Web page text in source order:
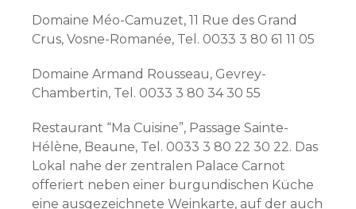
Domaine Méo-Camuzet, 11 Rue des Grand
Crus, Vosne-Romanée, Tel. 0033 3 80 61 11 05
Domaine Armand Rousseau, Gevrey-
Chambertin, Tel. 0033 3 80 34 30 55
Restaurant “Ma Cuisine”, Passage Sainte-
Hélène, Beaune, Tel. 0033 3 80 22 30 22. Das
Lokal nahe der zentralen Palace Carnot
offeriert neben einer burgundischen Küche
eine ausgezeichnete Weinkarte, auf der auch